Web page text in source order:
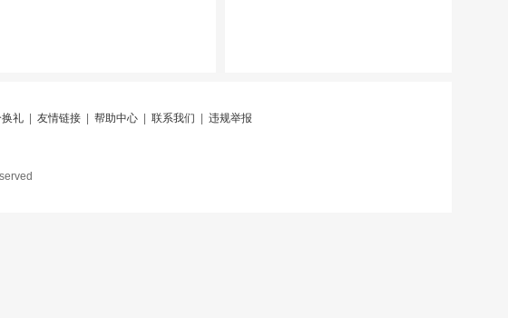
礼 友情链接 帮助中心 联系我们 违规举报